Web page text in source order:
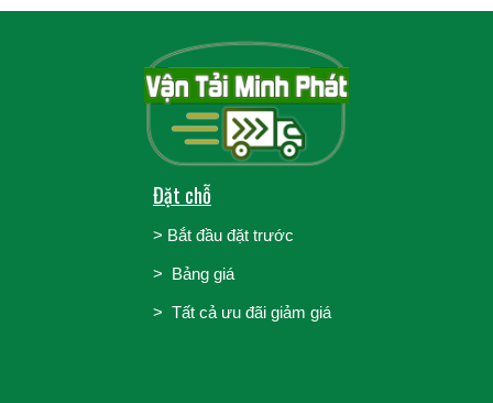
Đặt chỗ
> Bắt đầu đặt trước
> Bảng giá
> Tất cả ưu đãi giảm giá